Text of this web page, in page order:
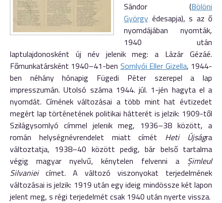
Sándor (Bölöni
György édesapja), s az ő
nyomdájában nyomták,
1940 után
laptulajdonosként új név jelenik meg: a Lázár Gézáé.
Főmunkatársként 1940–41-ben Somlyói Eller Gizella, 1944-
ben néhány hónapig Fügedi Péter szerepel a lap
impresszumán. Utolsó száma 1944. júl. 1-jén hagyta el a
nyomdát. Címének változásai a több mint hat évtizedet
megért lap történetének politikai hátterét is jelzik: 1909-től
Szilágysomlyó címmel jelenik meg, 1936–38 között, a
román helységnévrendelet miatt címét Heti Újságra
változtatja, 1938–40 között pedig, bár belső tartalma
végig magyar nyelvű, kénytelen felvenni a Şimleul
Silvanieicímet. A változó viszonyokat terjedelmének
változásai is jelzik: 1919 után egy ideig mindössze két lapon
jelent meg, s régi terjedelmét csak 1940 után nyerte vissza.